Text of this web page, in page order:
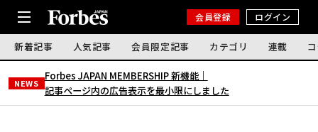
会員登録 ログイン
新着記事 人気記事 会員限定記事 カテゴリ 連載
NEWS
Forbes JAPAN MEMBERSHIP 新機能｜
記事ページ内の広告表示を最小限にしました